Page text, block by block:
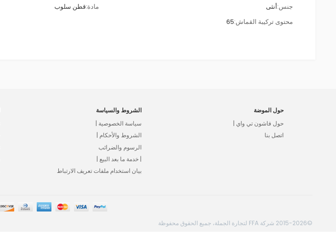
جنس:أنثى مادة:قطن سلوب
محتوى تركيبة القماش:65
حول الموضة
حول فاشون تي واي |
اتصل بنا
الشروط والسياسة
سياسة الخصوصية |
الشروط والأحكام |
الرسوم والضرائب
| خدمة ما بعد البيع |
بيان استخدام ملفات تعريف الارتباط
©2015-2026 شركة FFA لتجارة الجملة، جميع الحقوق محفوظة